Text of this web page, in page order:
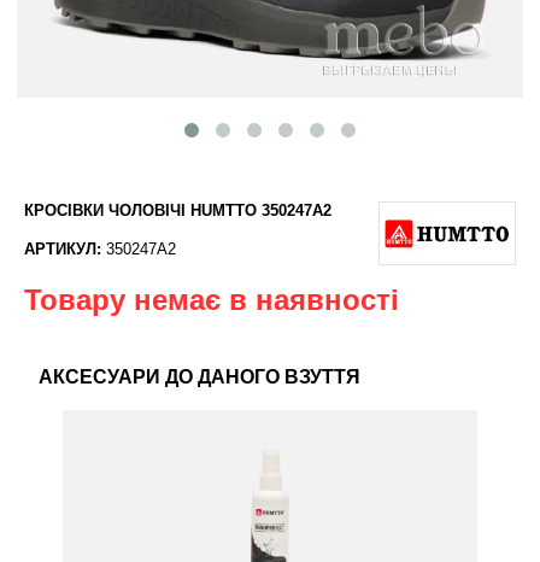
КРОСІВКИ ЧОЛОВІЧІ HUMTTO 350247A2
АРТИКУЛ: 350247A2
Товару немає в наявності
АКСЕСУАРИ ДО ДАНОГО ВЗУТТЯ